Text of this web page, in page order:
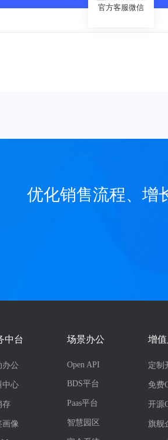
优化销售流程、增
中台
办公
中心
存
画像
场景办公
Open API
BDS平台
Paas平台
智慧园区
增
定制
免费
开源
旗舰
官方客服微信